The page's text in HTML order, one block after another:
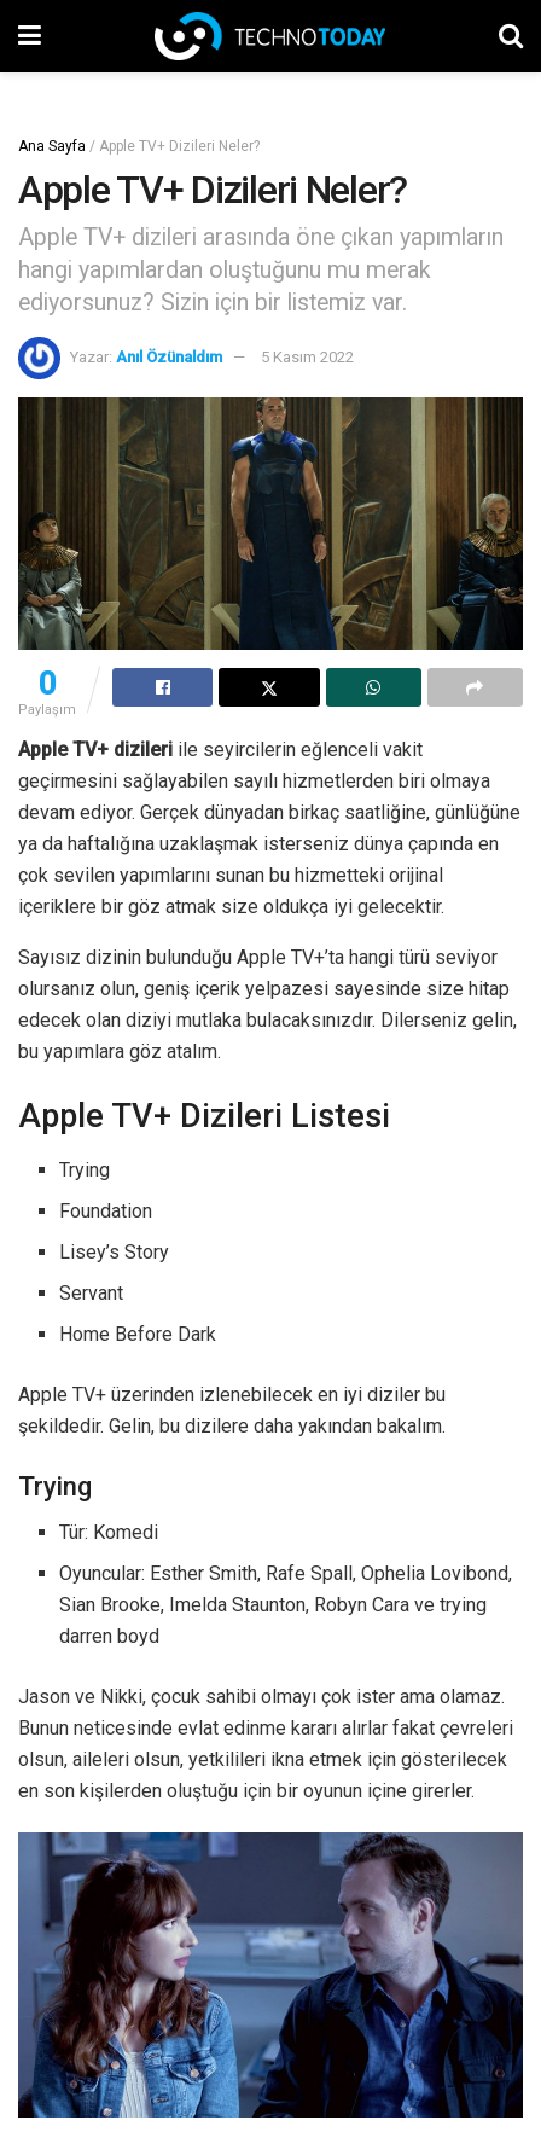
Ana Sayfa / Apple TV+ Dizileri Neler?
Apple TV+ Dizileri Neler?
Apple TV+ dizileri arasında öne çıkan yapımların
hangi yapımlardan oluştuğunu mu merak
ediyorsunuz? Sizin için bir listemiz var.
Yazar: Anıl Özünaldım 5 Kasım 2022
0
Paylaşım
Apple TV+ dizileri ile seyircilerin eğlenceli vakit
geçirmesini sağlayabilen sayılı hizmetlerden biri olmaya
devam ediyor. Gerçek dünyadan birkaç saatliğine, günlüğüne
ya da haftalığına uzaklaşmak isterseniz dünya çapında en
çok sevilen yapımlarını sunan bu hizmetteki orijinal
içeriklere bir göz atmak size oldukça iyi gelecektir.
Sayısız dizinin bulunduğu Apple TV+’ta hangi türü seviyor
olursanız olun, geniş içerik yelpazesi sayesinde size hitap
edecek olan diziyi mutlaka bulacaksınızdır. Dilerseniz gelin,
bu yapımlara göz atalım.
Apple TV+ Dizileri Listesi
Trying
Foundation
Lisey’s Story
Servant
Home Before Dark
Apple TV+ üzerinden izlenebilecek en iyi diziler bu
şekildedir. Gelin, bu dizilere daha yakından bakalım.
Trying
Tür: Komedi
Oyuncular: Esther Smith, Rafe Spall, Ophelia Lovibond,
Sian Brooke, Imelda Staunton, Robyn Cara ve trying
darren boyd
Jason ve Nikki, çocuk sahibi olmayı çok ister ama olamaz.
Bunun neticesinde evlat edinme kararı alırlar fakat çevreleri
olsun, aileleri olsun, yetkilileri ikna etmek için gösterilecek
en son kişilerden oluştuğu için bir oyunun içine girerler.